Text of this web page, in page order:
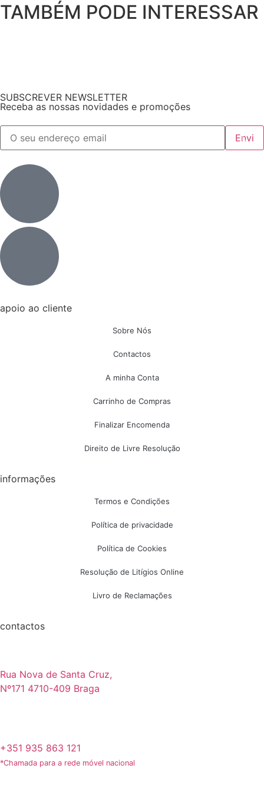
TAMBÉM PODE INTERESSAR
SUBSCREVER NEWSLETTER
Receba as nossas novidades e promoções
apoio ao cliente
Sobre Nós
Contactos
A minha Conta
Carrinho de Compras
Finalizar Encomenda
Direito de Livre Resolução
informações
Termos e Condições
Política de privacidade
Política de Cookies
Resolução de Litígios Online
Livro de Reclamações
contactos
Rua Nova de Santa Cruz,
Nº171 4710-409 Braga
+351 935 863 121
*Chamada para a rede móvel nacional